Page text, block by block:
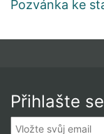
Pozvánka ke
Přihlašte